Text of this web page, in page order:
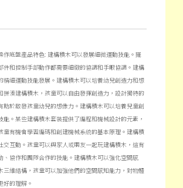
作底盤產品特色: 建構積木可以發展細微運動技能。擺
件和控制手部動作都需要細緻的協調和手眼協調。 建構
精細運動技能發展。 建構積木可以培養幼兒創造力和想
拼湊建構積木，孩童可以自由發揮創造力，設計獨特的
助於啟發孩童幼兒的想像力。建構積木可以培養兒童創
能。某些建構積木套裝提供了編程和機械設計的元素，
童有機會學習編碼和創建機械系統的基本原理。建構積
交互動。孩童可以與家人或朋友一起玩建構積木，這有
、協作和團隊合作的技能。建構積木可以強化空間感
三維結構，孩童可以加強他們的空間感知能力，對物體
好的理解。